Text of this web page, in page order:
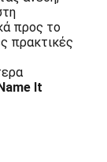
προς το
πρακτικές
It